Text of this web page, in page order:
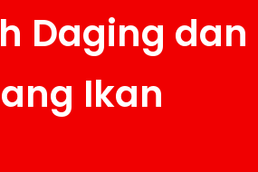
Daging dan
Ikan